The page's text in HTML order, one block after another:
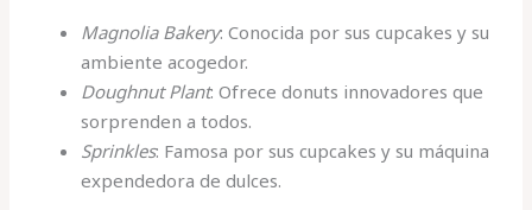
Magnolia Bakery: Conocida por sus cupcakes y su
ambiente acogedor.
Doughnut Plant: Ofrece donuts innovadores que
sorprenden a todos.
Sprinkles: Famosa por sus cupcakes y su máquina
expendedora de dulces.